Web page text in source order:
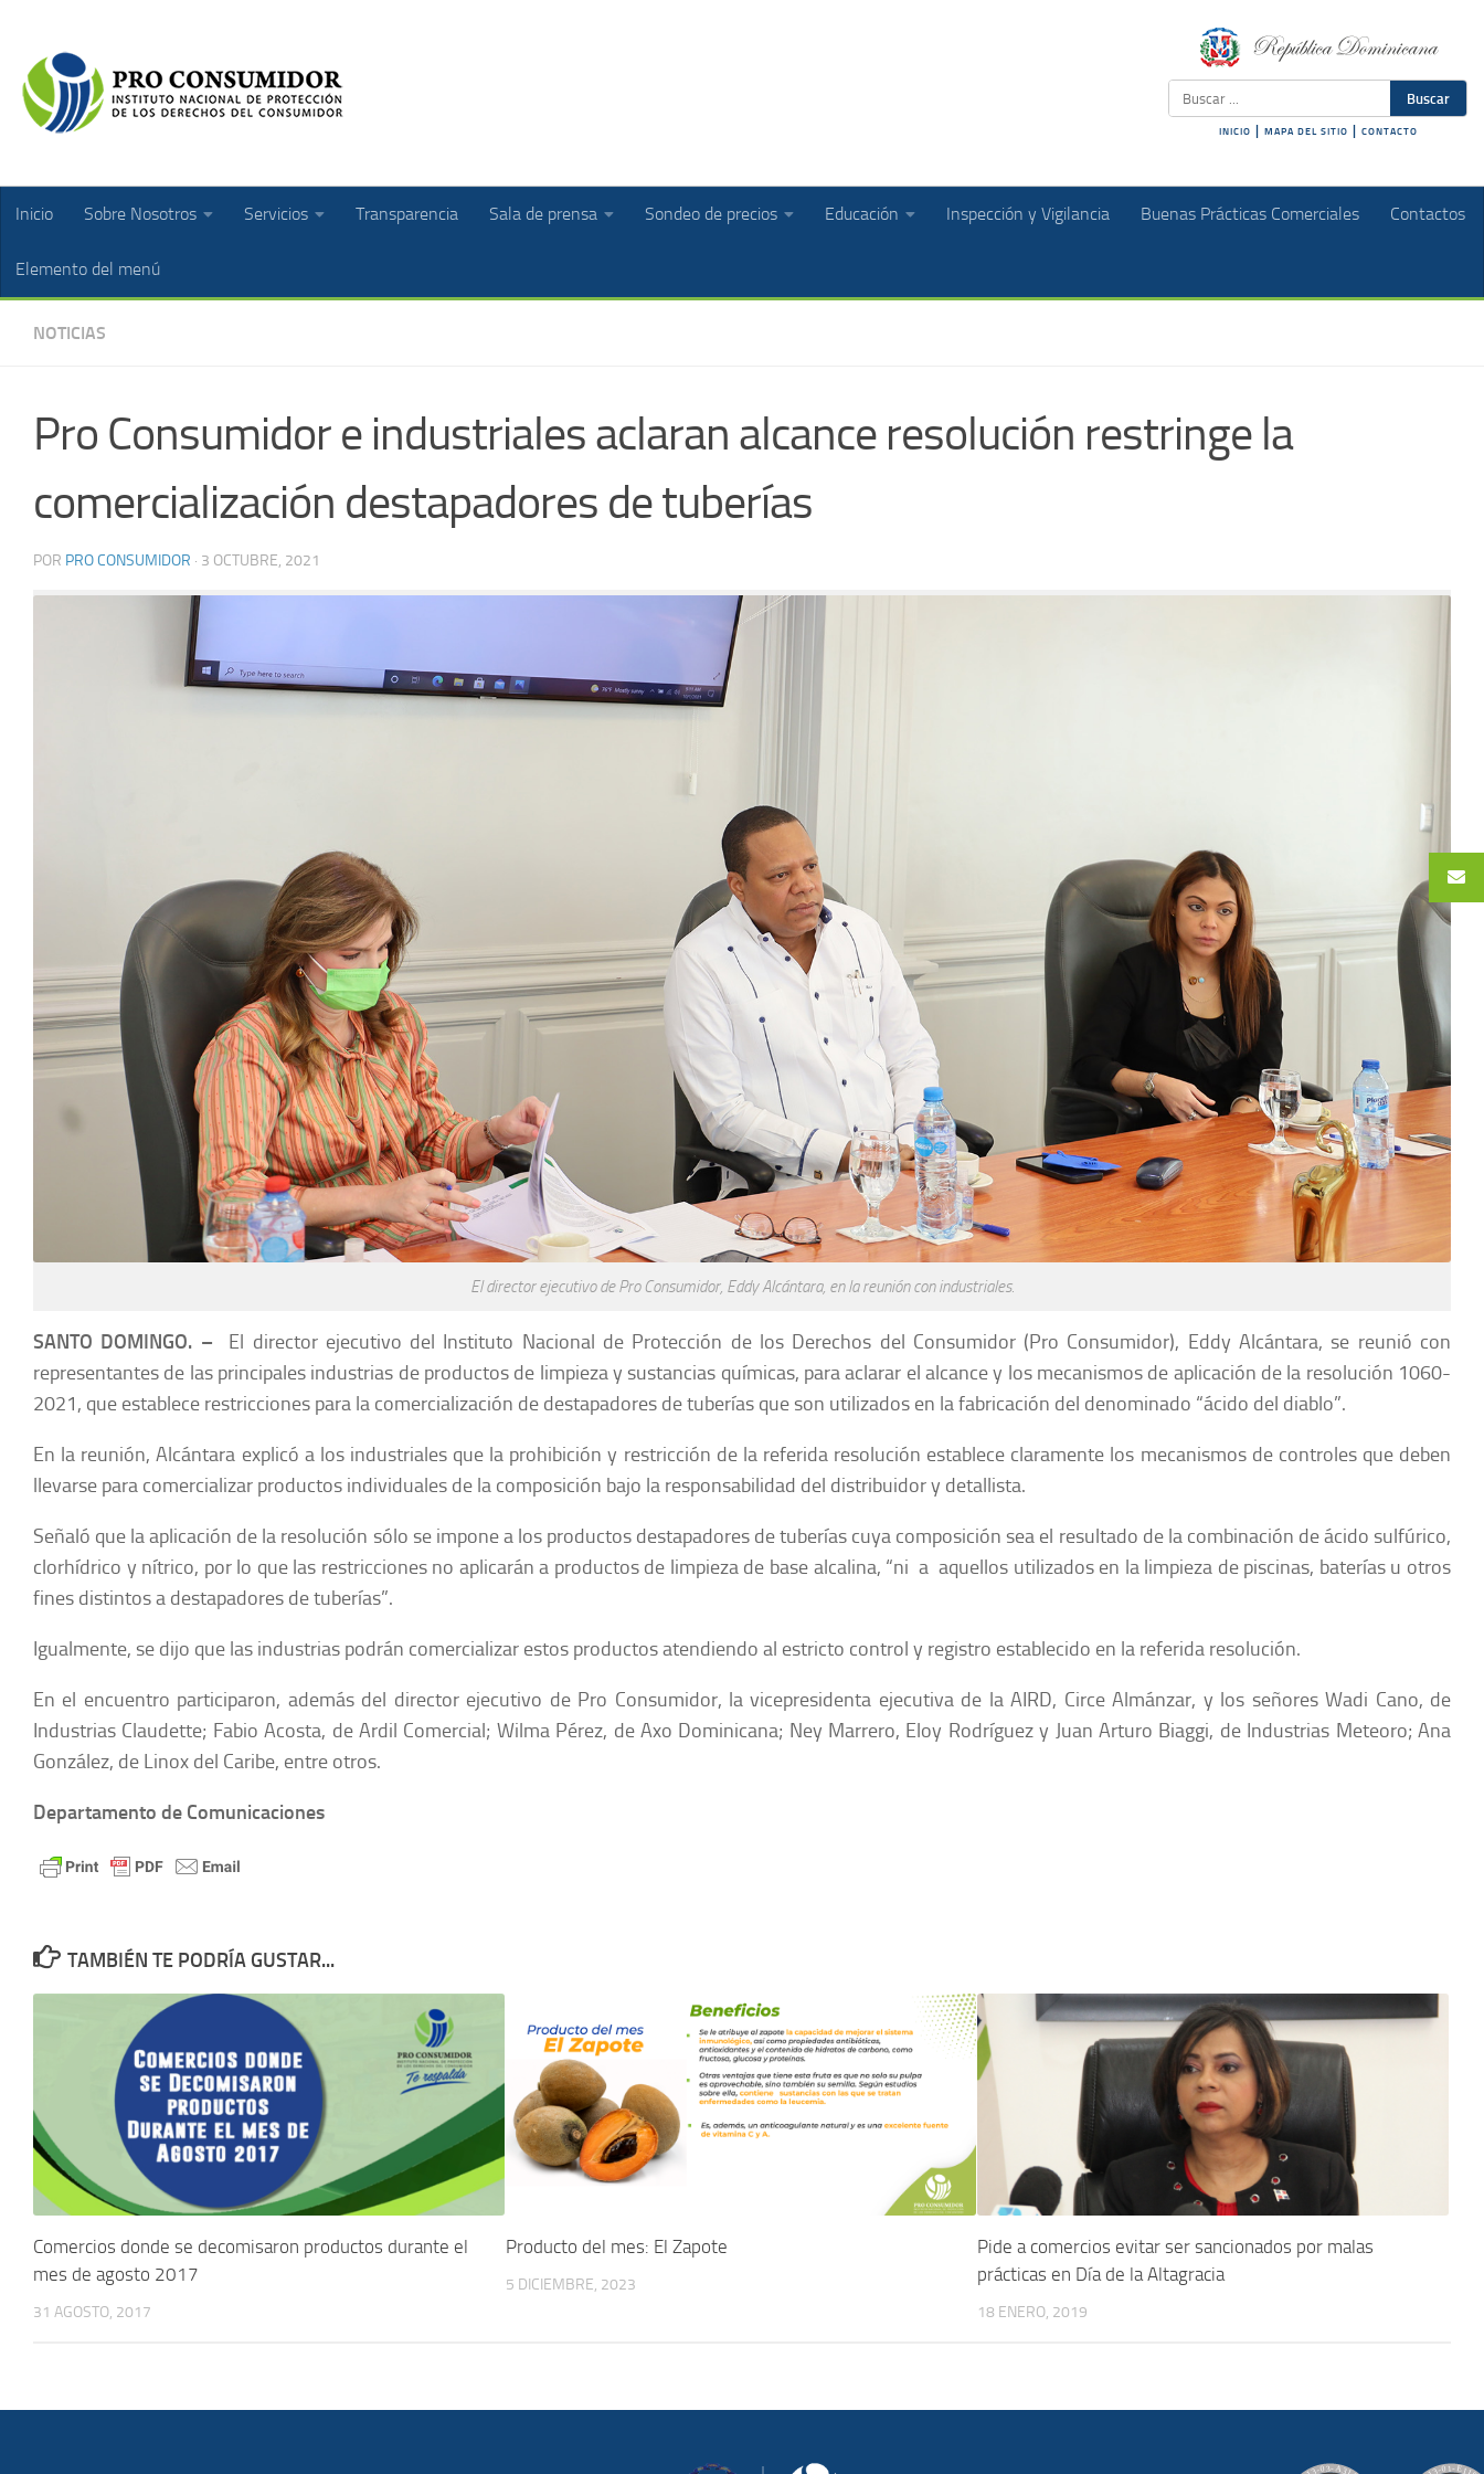
Buscar
INICIO MAPA DEL SITIO CONTACTO
Inicio Sobre Nosotros Servicios Transparencia Sala de prensa Sondeo de precios Educación Inspección y Vigilancia Buenas Prácticas Comerciales Contactos
Elemento del menú
NOTICIAS
Pro Consumidor e industriales aclaran alcance resolución restringe la
comercialización destapadores de tuberías
POR PRO CONSUMIDOR · 3 OCTUBRE, 2021
El director ejecutivo de Pro Consumidor, Eddy Alcántara, en la reunión con industriales.
SANTO DOMINGO. – El director ejecutivo del Instituto Nacional de Protección de los Derechos del Consumidor (Pro Consumidor), Eddy Alcántara, se reunió con
representantes de las principales industrias de productos de limpieza y sustancias químicas, para aclarar el alcance y los mecanismos de aplicación de la resolución 1060-
2021, que establece restricciones para la comercialización de destapadores de tuberías que son utilizados en la fabricación del denominado “ácido del diablo”.
En la reunión, Alcántara explicó a los industriales que la prohibición y restricción de la referida resolución establece claramente los mecanismos de controles que deben
llevarse para comercializar productos individuales de la composición bajo la responsabilidad del distribuidor y detallista.
Señaló que la aplicación de la resolución sólo se impone a los productos destapadores de tuberías cuya composición sea el resultado de la combinación de ácido sulfúrico,
clorhídrico y nítrico, por lo que las restricciones no aplicarán a productos de limpieza de base alcalina, “ni a aquellos utilizados en la limpieza de piscinas, baterías u otros
fines distintos a destapadores de tuberías”.
Igualmente, se dijo que las industrias podrán comercializar estos productos atendiendo al estricto control y registro establecido en la referida resolución.
En el encuentro participaron, además del director ejecutivo de Pro Consumidor, la vicepresidenta ejecutiva de la AIRD, Circe Almánzar, y los señores Wadi Cano, de
Industrias Claudette; Fabio Acosta, de Ardil Comercial; Wilma Pérez, de Axo Dominicana; Ney Marrero, Eloy Rodríguez y Juan Arturo Biaggi, de Industrias Meteoro; Ana
González, de Linox del Caribe, entre otros.
Departamento de Comunicaciones
TAMBIÉN TE PODRÍA GUSTAR...
Comercios donde se decomisaron productos durante el
mes de agosto 2017
31 AGOSTO, 2017
Producto del mes: El Zapote
5 DICIEMBRE, 2023
Pide a comercios evitar ser sancionados por malas
prácticas en Día de la Altagracia
18 ENERO, 2019